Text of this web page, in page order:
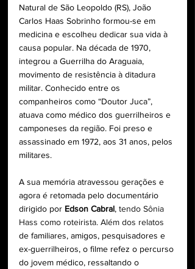
Natural de São Leopoldo (RS), João
Carlos Haas Sobrinho formou-se em
medicina e escolheu dedicar sua vida à
causa popular. Na década de 1970,
integrou a Guerrilha do Araguaia,
movimento de resistência à ditadura
militar. Conhecido entre os
companheiros como “Doutor Juca”,
atuava como médico dos guerrilheiros e
camponeses da região. Foi preso e
assassinado em 1972, aos 31 anos, pelos
militares.
A sua memória atravessou gerações e
agora é retomada pelo documentário
dirigido por Edson Cabral, tendo Sônia
Hass como roteirista. Além dos relatos
de familiares, amigos, pesquisadores e
ex-guerrilheiros, o filme refez o percurso
do jovem médico, ressaltando o